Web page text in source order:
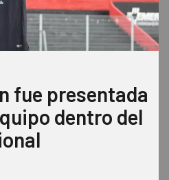
fue presentada
dentro del